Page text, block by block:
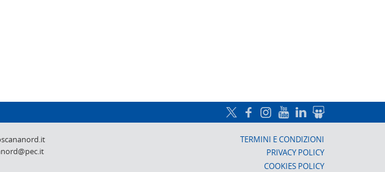
TERMINI E CONDIZIONI
PRIVACY POLICY
COOKIES POLICY